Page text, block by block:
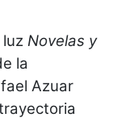
Novelas y
la
Azuar